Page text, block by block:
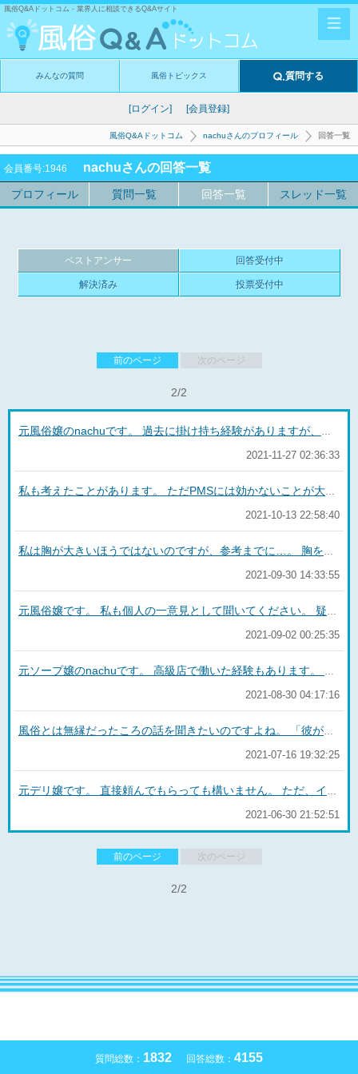
風俗Q&Aドットコム - 業界人に相談できるQ&Aサイト
みんなの質問 風俗トピックス 質問する
[ログイン] [会員登録]
風俗Q&Aドットコム nachuさんのプロフィール 回答一覧
会員番号:1946 nachuさんの回答一覧
プロフィール 質問一覧 回答一覧 スレッド一覧
ベストアンサー 回答受付中
解決済み 投票受付中
前のページ 次のページ
2/2
元風俗嬢のnachuです。 過去に掛け持ち経験がありますが、参考までに…。 この場合、本人に隠すつもりがあるかどうかが重要だと思います。 私はハードなお店で知り合った仲のいいお客さんを、ソフトなお店の方に来てと呼んだことはあります。 （もちろんルールを守った上でです） A店とB店では、多分お仕事としてのキャラクターも全然別ですよね。 私とは逆で、元々ソフトな方のお店のお客さんをハードなお店で接客するのは、ハードルが高いような気がします。 同じ写真を使ったのは「別業種だからバレないだろう」と思ったのかもしれないし、単純に以前使った写真だということを忘れているだけかもしれません。 しばらくは様子を見てA店で指名をしていた方がいいと思います。 B店はお試しで在籍しているだけかもしれませんし。 もしデリヘルでも働いていけそうと彼女が思ったのなら、B店の方がお給料面もいいでしょうから、hughugさんがその子にとって嫌なお客さんでなければいずれ誘いがあるでしょう。 デリヘルで働いてるよね？などということも聞かない方がいいですね。 わざわざ探して見つけ出した粘着質な人とも思われかねませんから。 あとは一つの可能性として、元風俗嬢としてあまり考えたくはないですが、B店があまり良くない店舗でダミーとして写真を拾ってきて使っている可能性もゼロではないですね。
2021-11-27 02:36:33
私も考えたことがあります。 ただPMSには効かないことが大きなネックでピルを続けることにしました。 あと私は婦人科で保険適用になると言われましたが、避妊のためだけでしたら自費になるかもしれません。 もちろんずっとピルを飲むよりは安いですが…。 不正出血が止まらないとか抜け落ちてしまうこともあるらしいです。 うまくいけば生理がなくなることもあるみたいですが、結局入れてみないとわからないことだらけと言われました。 もし入れるなら、実績が多い病院がいいと思います。 経験談ではなくてすみません。
2021-10-13 22:58:40
私は胸が大きいほうではないのですが、参考までに…。 胸を寄せて上げて、（特に服を着た時の）体のラインをきれいに見せるのがブラジャーの役目です。 なので取ってみないとなんとも言えないのは事実です(^^;) 経験則ですがいつも同じブランドで揃えているのでない限り、自分の胸とブラジャーがきちんと合っていることってそんなにありません💦 なので対策？としては、気になっている子がどんな下着、どんな角度でも同じようにまんまるのお胸をしているかが、一つの判断材料になると思います。 私が胸をアップする時の下着は2～3着に偏っていました。 あと、見た目的に巨乳がいいのか、触り心地を重視するのかまず考えてみた方がいいと思います。 （他の方の回答にありましたが、豊胸ですと必ずしもふわふわと言い切れません） それとゴローさんはあまり風俗に慣れていないようなので、どんな風に楽しみたいかですね。 新人嬢よりベテランや中堅の女の子のほうが、風俗慣れしていないゴローさんを楽しませてくれる確率が高いと思います。 もちろん若いベテラン嬢さんもいますし、初心者の人妻嬢さんもいますが、年齢や業界歴が長そうかどうかも目安にしてみてはどうでしょうか。 話が少しそれましたが、ゴローさんがタイプの女の子と楽しい時間を過ごせますように！
2021-09-30 14:33:55
元風俗嬢です。 私も個人の一意見として聞いてください。 疑似でも彼氏っぽいことをしたいのが重要なのか、贈った化粧品を使って欲しいのかがわかりませんが…。 特に化粧品は「このブランドであればなんでも！」というわけにはいきません。 アイシャドウや口紅とありますが、その日の服装や髪形によって色を変えることもあるので「soraさんと会うかもしれない時は絶対つけていかなきゃ」と思うとプレッシャーになります。 もしどうしても化粧品を贈りたいのであれば長時間の枠を取って外出し、デートプランは内緒にしてCHANELの実店舗に連れて行ってあげるといいと思います。 口紅やアイシャドウは数を持っていて困るものではありません。 でもお好きなブランドであれば、soraさんが贈ったものを既に持っているかもしれませんよね。 正直本当の彼氏であっても、3か月くらいの付き合いであればサプライズで化粧品は私だったら困ります。 自分で選ばせてほしいです。 このご時世ですがご飯に行くなら、好きそうなお店をきちんと下調べしてくれていれば嬉しいですよ。 サプライズでCHANELに連れて行ってくれるのも「私のことを見てプランを考えてくれたんだ」と思います。 ちなみに私はお客様と外出デートをしていただき、まったく個人的な趣味のもの（スポーツ関連で1万円程度のもの）をプレゼントしてもらいました。 その方と会う時に持っている必要もなく、しばらく使えましたので嬉しかったです。 ただ、お店自体が外出枠やデートプランがなかったり、ご本人が知人バレを気にしてデートをNGにしていることもあります。 そういった状況であれば参考にならずすみません…。
2021-09-02 00:25:35
元ソープ嬢のnachuです。 高級店で働いた経験もあります。 パプリカさんのように受け身でプレイしてくださるお客様は大変ありがたかったです。 私自身、クンニそのものは嫌いではありませんでした。 ここからはあくまで想像ですが…。 1.女性器の匂いが気になる パプリカさんが異臭を感じたことがなくても、過去に指摘されトラウマになっていることもあります。 また例えばNSやNNのお店であれば、前のお客さんの……が残っている可能性があります。 それがクンニを避ける原因かもしれません。 2.ウエトラを仕込んでいるから 仕込んでいてもパプリカさんは気にしないかもしれません。 でも「仕込みゼリー入れてるでしょ」と無粋なことを言ってくるお客さんもいます。 またクンニの最中にウエトラが出てきてしまい、肝心な時に役に立たないからといった可能性もあります。 3.僕のことが生理的に無理だから これは正直わかりません笑 ただ長く続いている関係性のようなのでそれは考えづらいとは思いますが…。 もし生理的に無理だった場合でも、嬢によってクンニを避けたがるかハグを避けたがるかなど人それぞれだと思います。 ちなみに私の場合、我慢はしていましたがクンニされた口でキスをされたくないという気持ちは強かったです。 パプリカさんは、嬢がしてくれたフェラで我慢汁がたっぷりついたお口でもキスしたいと思うでしょうか？ 私は自分の秘部の粘液を、お客様の口を介して自分の口に接触させたくはなかったです。 自分の粘液が口に触れるとモヤモヤするので、キスに集中したいからといった理由からかもしれません。 とりあえず考えられる理由を挙げてみましたが「あなたの口を汚したくないから」という優しい言葉をそのまま信じてこれからもサービスを受けて良いかと思います！
2021-08-30 04:17:16
風俗とは無縁だったころの話を聞きたいのですよね。 「彼がなかなかイかなくてさ」 「自分でやり過ぎると遅くなるらしいよ」 「強く握り過ぎてるのかも（笑）」 みたいに笑いを交えながら悩み相談とか 「性欲起きないのにやろうとしてくるのムカつくよね！痛いし濡れないしキツイんだけど」 「あるある、ちょっとは察してよねー」 という会話。 もっとフランクな感じだと「nachuの彼氏大きそうだけど大丈夫ー？」とにやにや笑いながら言われたこともありました。 「いやーまだヤッてないからちょっと心配！」みたいな感じです。 ただ基本的には恋愛相談の一種のことが多くて、ワイ談とは言っても性器の名称とかは使いませんでした。
2021-07-16 19:32:25
元デリ嬢です。 直接頼んでもらっても構いません。 ただ、イラマチオなどであれば何も用意がなくてもできますが、ものによっては準備が必要です。 道具が必要なものもあれば、例えば聖水はお水をたくさん飲んでから向かうのでその場で頼まれても出なかったりします。 意外と勘違いされている方が多いのは、パンティ持ち帰りやパンスト破りは女の子の私物ではないので事前に申告してもらわないと用意がないので出来ません。 そして肝心のオプション代ですが、その場でできるものは結局のところ女の子に全額バックされるお店が多いです。 道具が必要なものは、半額などお店によって様々です。 なので金銭的にもそこまでメリットがあるとは思えませんし、やはり予約時に頼む方が確実ですね。 もちろんヤストモさんがどんなオプションを使いたいかと、お店の料金体系（女の子へのバック金額）が関係してきます。 と言いながら、私はプレイの最中にオナニー鑑賞をお願いされ、ラブホ備え付けの自販機でローターを購入してもらったにも関わらずお店に申告しなかったことがあります・・・(^^;) オナニー鑑賞は全額バックですが、ローターは本来なら1,000円のうち500円がお店の取り分だったので（笑） でもこういうケースは1回だけしかなかったですね。 以上ですが参考になれば！
2021-06-30 21:52:51
前のページ 次のページ
2/2
質問総数： 1832 回答総数： 4155